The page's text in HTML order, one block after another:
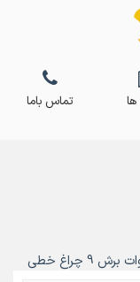
ها تماس باما